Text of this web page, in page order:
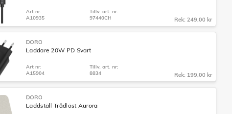
Art nr:
A10935
Tillv. art. nr:
97440CH
Rek: 249,00 kr
DORO
Laddare 20W PD Svart
Art nr:
A15904
Tillv. art. nr:
8834
Rek: 199,00 kr
DORO
Laddställ Trådlöst Aurora